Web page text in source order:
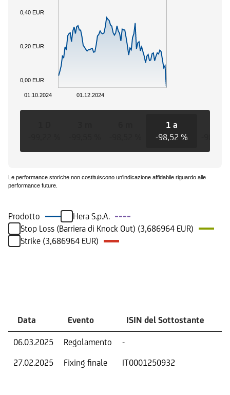
01.12.2024
01.10.2024
0,00 EUR
0,20 EUR
0,40 EUR
1 a
-98,52 %
Le performance storiche non costituiscono un'indicazione affidabile riguardo alle
performance future.
Prodotto
Hera S.p.A.
Stop Loss (Barriera di Knock Out) (3,686964 EUR)
Strike (3,686964 EUR)
Data Evento ISIN del Sottostante
06.03.2025 Regolamento -
27.02.2025
Fixing finale IT0001250932